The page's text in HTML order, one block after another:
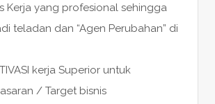
Kerja yang profesional sehingga
teladan dan “Agen Perubahan” di
kerja Superior untuk
/ Target bisnis